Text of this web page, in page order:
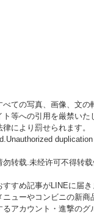
ての写真、画像、文の
等への引用を厳禁いた
により罰せられます。
勿转载.未经许可不得转
すめ記事がLINEに届き
ニューやコンビニの新商
るアカウント・進撃のグ